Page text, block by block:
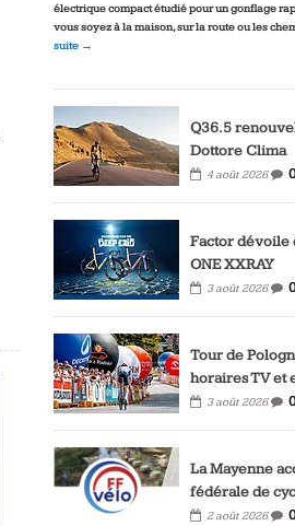
électrique compact étudié pour un gonflage
vous soyez à la maison, sur la route ou les
suite →
Q36.5
Dottore Clima
4 août 2026 0
Factor dévoile
ONE XXRAY
3 août 2026 0
Tour de
horaires TV et
3 août 2026 0
La Mayenne
fédérale de
2 août 2026 0